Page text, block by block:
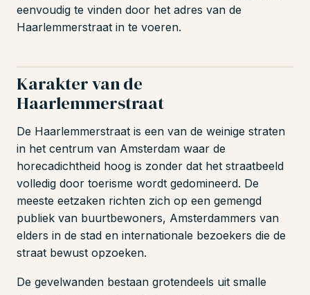
eenvoudig te vinden door het adres van de
Haarlemmerstraat in te voeren.
Karakter van de
Haarlemmerstraat
De Haarlemmerstraat is een van de weinige straten
in het centrum van Amsterdam waar de
horecadichtheid hoog is zonder dat het straatbeeld
volledig door toerisme wordt gedomineerd. De
meeste eetzaken richten zich op een gemengd
publiek van buurtbewoners, Amsterdammers van
elders in de stad en internationale bezoekers die de
straat bewust opzoeken.
De gevelwanden bestaan grotendeels uit smalle